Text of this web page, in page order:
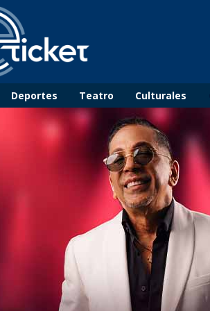
Deportes Teatro Culturales